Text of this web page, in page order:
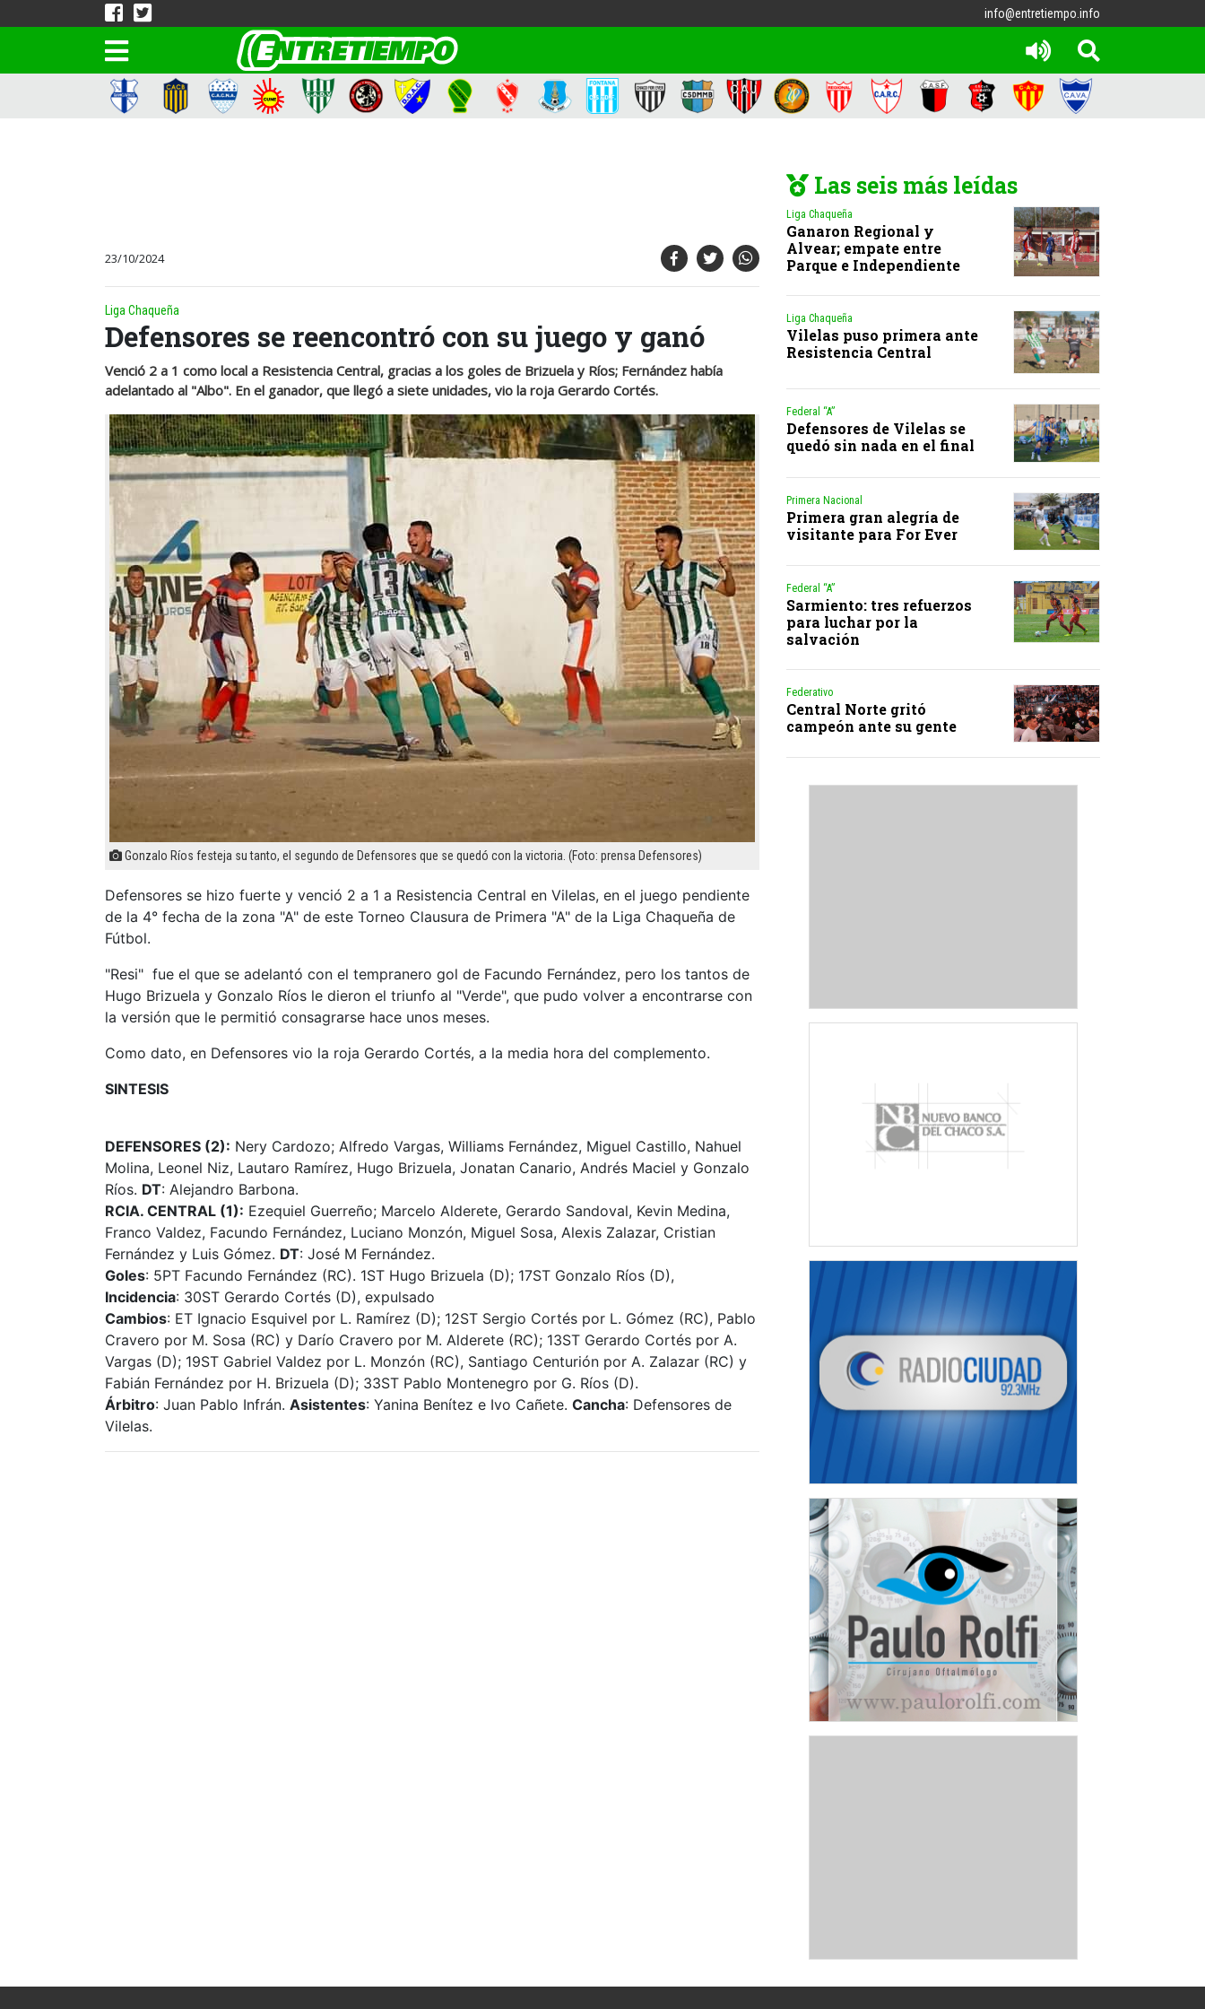
info@entretiempo.info
23/10/2024
Liga Chaqueña
Defensores se reencontró con su juego y ganó
Venció 2 a 1 como local a Resistencia Central, gracias a los goles de Brizuela y Ríos; Fernández había
adelantado al "Albo". En el ganador, que llegó a siete unidades, vio la roja Gerardo Cortés.
Gonzalo Ríos festeja su tanto, el segundo de Defensores que se quedó con la victoria. (Foto: prensa Defensores)
Defensores se hizo fuerte y venció 2 a 1 a Resistencia Central en Vilelas, en el juego pendiente
de la 4° fecha de la zona "A" de este Torneo Clausura de Primera "A" de la Liga Chaqueña de
Fútbol.
"Resi" fue el que se adelantó con el tempranero gol de Facundo Fernández, pero los tantos de
Hugo Brizuela y Gonzalo Ríos le dieron el triunfo al "Verde", que pudo volver a encontrarse con
la versión que le permitió consagrarse hace unos meses.
Como dato, en Defensores vio la roja Gerardo Cortés, a la media hora del complemento.
SINTESIS
DEFENSORES (2): Nery Cardozo; Alfredo Vargas, Williams Fernández, Miguel Castillo, Nahuel
Molina, Leonel Niz, Lautaro Ramírez, Hugo Brizuela, Jonatan Canario, Andrés Maciel y Gonzalo
Ríos. DT: Alejandro Barbona.
RCIA. CENTRAL (1): Ezequiel Guerreño; Marcelo Alderete, Gerardo Sandoval, Kevin Medina,
Franco Valdez, Facundo Fernández, Luciano Monzón, Miguel Sosa, Alexis Zalazar, Cristian
Fernández y Luis Gómez. DT: José M Fernández.
Goles: 5PT Facundo Fernández (RC). 1ST Hugo Brizuela (D); 17ST Gonzalo Ríos (D),
Incidencia: 30ST Gerardo Cortés (D), expulsado
Cambios: ET Ignacio Esquivel por L. Ramírez (D); 12ST Sergio Cortés por L. Gómez (RC), Pablo
Cravero por M. Sosa (RC) y Darío Cravero por M. Alderete (RC); 13ST Gerardo Cortés por A.
Vargas (D); 19ST Gabriel Valdez por L. Monzón (RC), Santiago Centurión por A. Zalazar (RC) y
Fabián Fernández por H. Brizuela (D); 33ST Pablo Montenegro por G. Ríos (D).
Árbitro: Juan Pablo Infrán. Asistentes: Yanina Benítez e Ivo Cañete. Cancha: Defensores de
Vilelas.
Las seis más leídas
Liga Chaqueña
Ganaron Regional y
Alvear; empate entre
Parque e Independiente
Liga Chaqueña
Vilelas puso primera ante
Resistencia Central
Federal “A”
Defensores de Vilelas se
quedó sin nada en el final
Primera Nacional
Primera gran alegría de
visitante para For Ever
Federal “A”
Sarmiento: tres refuerzos
para luchar por la
salvación
Federativo
Central Norte gritó
campeón ante su gente